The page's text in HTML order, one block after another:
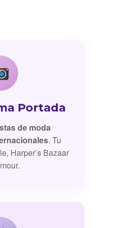
Portada
de moda
. Tu
Harper’s Bazaar